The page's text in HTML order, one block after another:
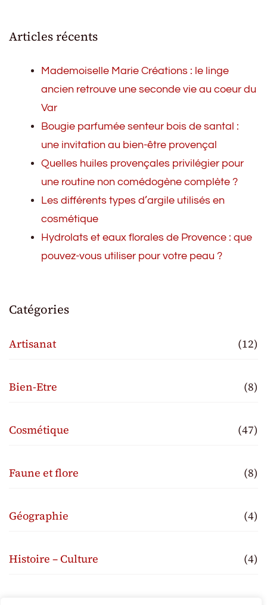
Articles récents
Mademoiselle Marie Créations : le linge
ancien retrouve une seconde vie au coeur du
Var
Bougie parfumée senteur bois de santal :
une invitation au bien-être provençal
Quelles huiles provençales privilégier pour
une routine non comédogène complète ?
Les différents types d’argile utilisés en
cosmétique
Hydrolats et eaux florales de Provence : que
pouvez-vous utiliser pour votre peau ?
Catégories
Artisanat (12)
Bien-Etre (8)
Cosmétique (47)
Faune et flore (8)
Géographie (4)
Histoire – Culture (4)